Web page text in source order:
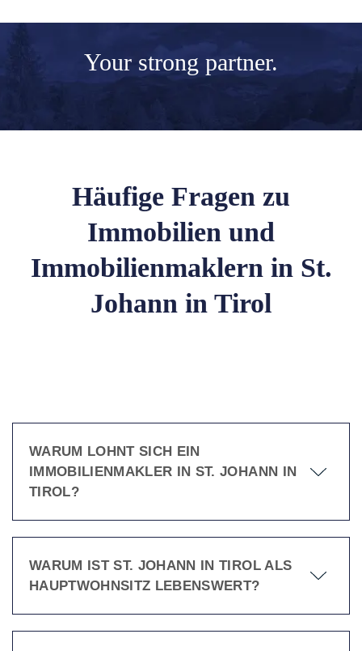
Your strong partner.
Häufige Fragen zu
Immobilien und
Immobilienmaklern in St.
Johann in Tirol
WARUM LOHNT SICH EIN
IMMOBILIENMAKLER IN ST. JOHANN IN
TIROL?
WARUM IST ST. JOHANN IN TIROL ALS
HAUPTWOHNSITZ LEBENSWERT?